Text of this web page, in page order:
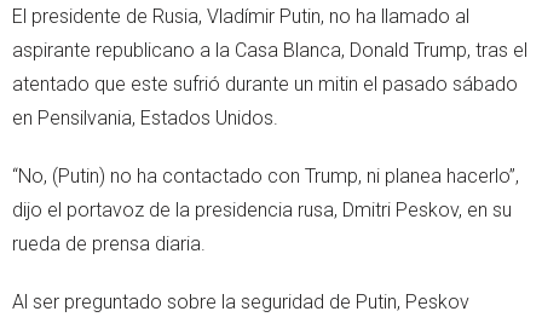
El presidente de Rusia, Vladímir Putin, no ha llamado al
aspirante republicano a la Casa Blanca, Donald Trump, tras el
atentado que este sufrió durante un mitin el pasado sábado
en Pensilvania, Estados Unidos.
“No, (Putin) no ha contactado con Trump, ni planea hacerlo”,
dijo el portavoz de la presidencia rusa, Dmitri Peskov, en su
rueda de prensa diaria.
Al ser preguntado sobre la seguridad de Putin, Peskov